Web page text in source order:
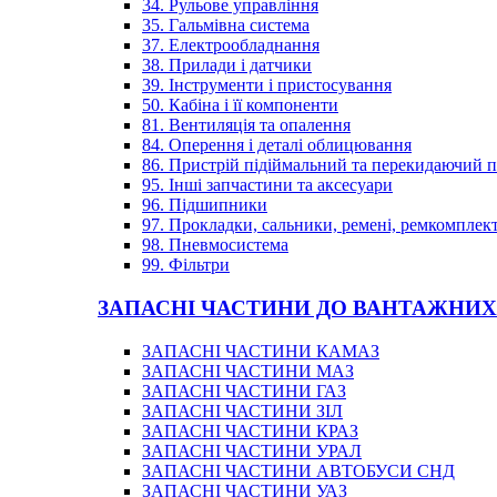
34. Рульове управління
35. Гальмівна система
37. Електрообладнання
38. Прилади і датчики
39. Інструменти і пристосування
50. Кабіна і її компоненти
81. Вентиляція та опалення
84. Оперення і деталі облицювання
86. Пристрій підіймальний та перекидаючий
95. Інші запчастини та аксесуари
96. Підшипники
97. Прокладки, сальники, ремені,
98. Пневмосистема
99. Фільтри
ЗАПАСНІ ЧАСТИНИ ДО
ЗАПАСНІ ЧАСТИНИ КАМАЗ
ЗАПАСНІ ЧАСТИНИ МАЗ
ЗАПАСНІ ЧАСТИНИ ГАЗ
ЗАПАСНІ ЧАСТИНИ ЗІЛ
ЗАПАСНІ ЧАСТИНИ КРАЗ
ЗАПАСНІ ЧАСТИНИ УРАЛ
ЗАПАСНІ ЧАСТИНИ АВТОБУСИ СНД
ЗАПАСНІ ЧАСТИНИ УАЗ